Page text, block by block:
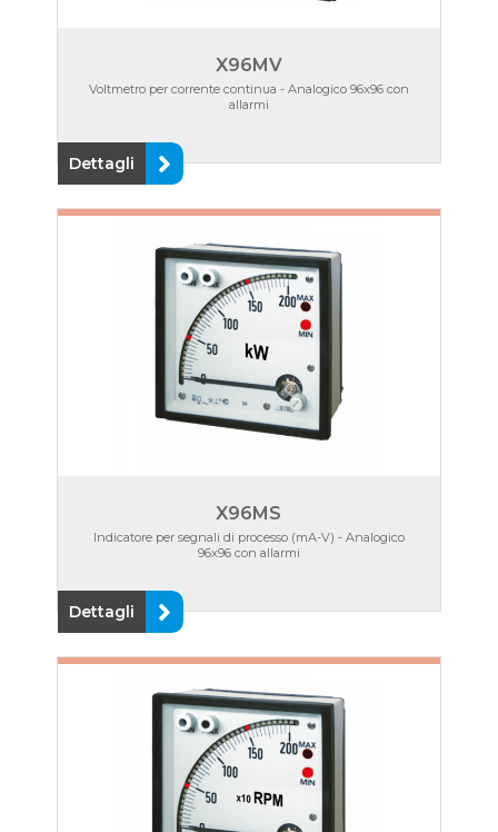
X96MV
Voltmetro per corrente continua - Analogico 96x96 con
allarmi
Dettagli
X96MS
Indicatore per segnali di processo (mA-V) - Analogico
96x96 con allarmi
Dettagli